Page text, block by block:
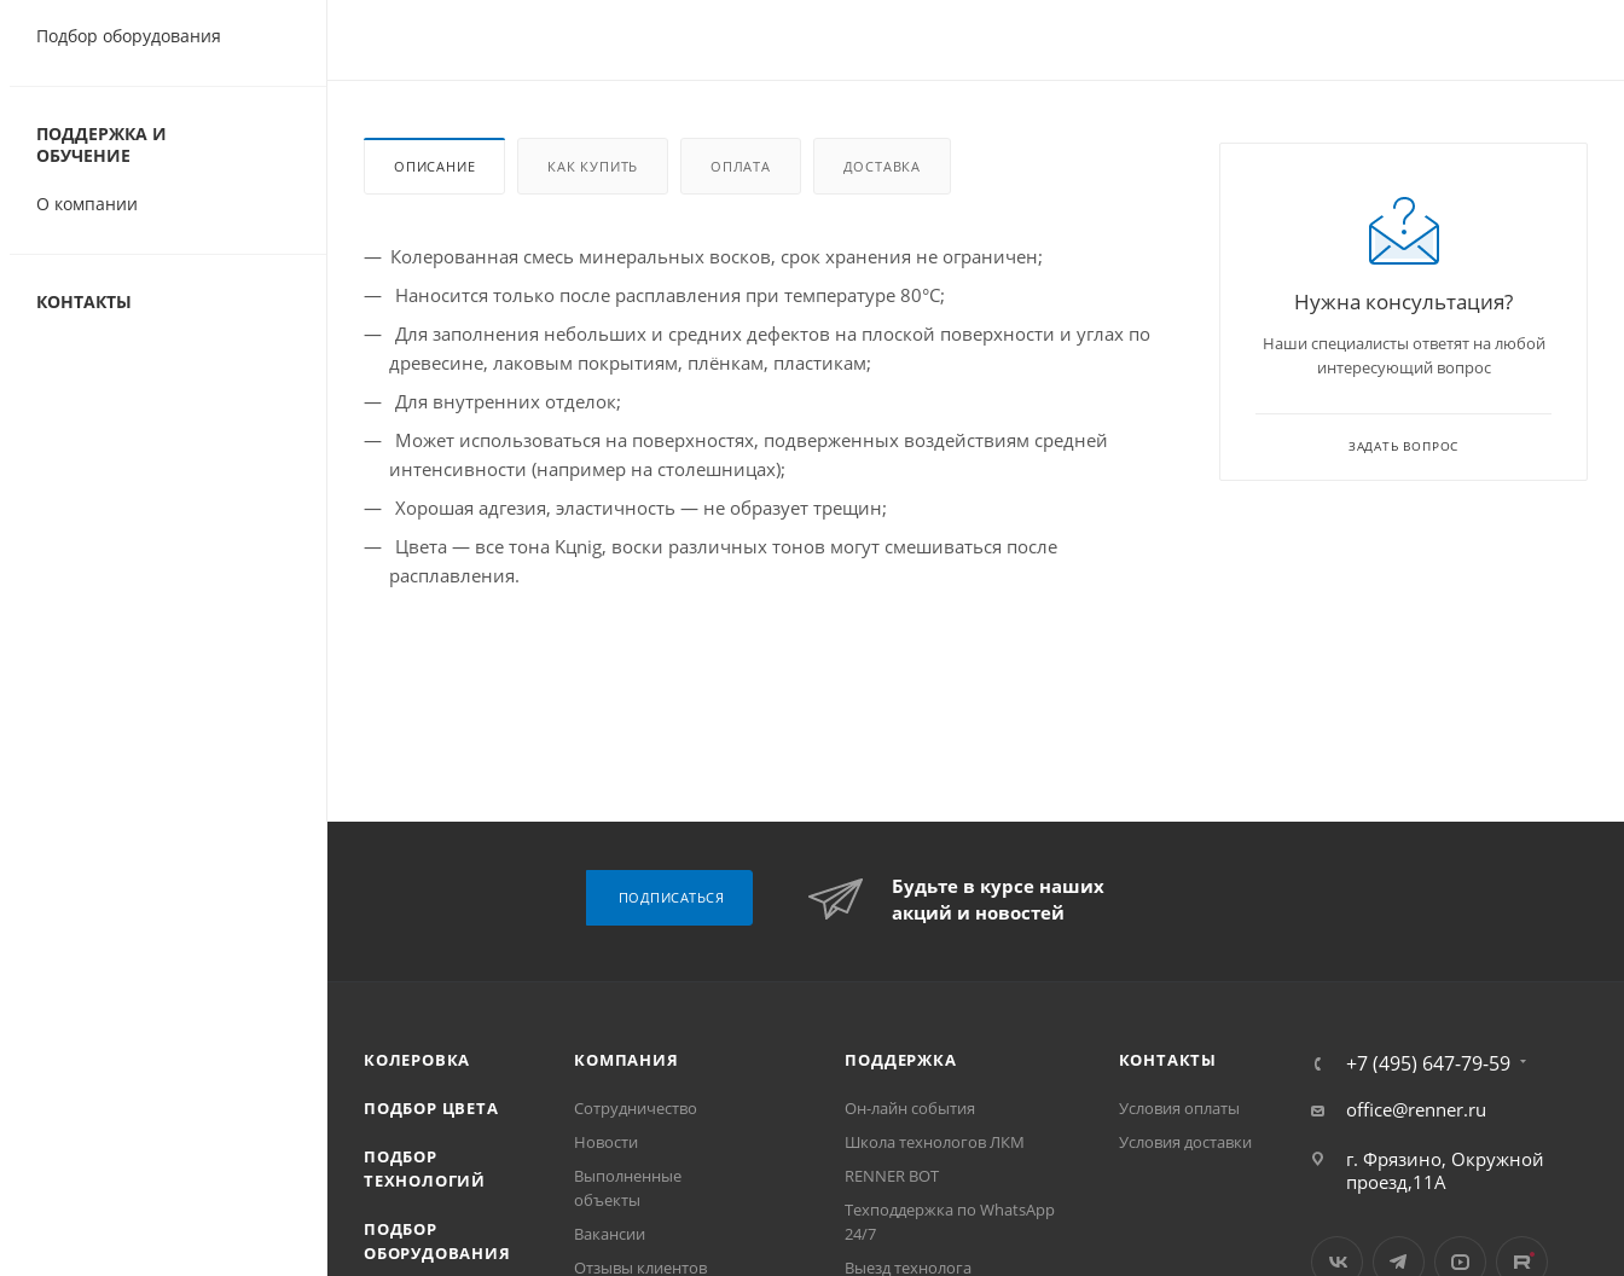
Подбор оборудования
ПОДДЕРЖКА И
ОБУЧЕНИЕ
О компании
КОНТАКТЫ
ОПИСАНИЕ КАК КУПИТЬ ОПЛАТА ДОСТАВКА
Колерованная смесь минеральных восков, срок хранения не ограничен;
Наносится только после расплавления при температуре 80°С;
Для заполнения небольших и средних дефектов на плоской поверхности и углах по
древесине, лаковым покрытиям, плёнкам, пластикам;
Для внутренних отделок;
Может использоваться на поверхностях, подверженных воздействиям средней
интенсивности (например на столешницах);
Хорошая адгезия, эластичность — не образует трещин;
Цвета — все тона Kцnig, воски различных тонов могут смешиваться после
расплавления.
Нужна консультация?
Наши специалисты ответят на любой
интересующий вопрос
ЗАДАТЬ ВОПРОС
Будьте в курсе наших
акций и новостей
ПОДПИСАТЬСЯ
КОЛЕРОВКА
ПОДБОР ЦВЕТА
ПОДБОР
ТЕХНОЛОГИЙ
ПОДБОР
ОБОРУДОВАНИЯ
КОМПАНИЯ
Сотрудничество
Новости
Выполненные
объекты
Вакансии
Отзывы клиентов
ПОДДЕРЖКА
Он-лайн события
Школа технологов ЛКМ
RENNER BOT
Техподдержка по WhatsApp
24/7
Выезд технолога
КОНТАКТЫ
Условия оплаты
Условия доставки
+7 (495) 647-79-59
office@renner.ru
г. Фрязино, Окружной
проезд,11А